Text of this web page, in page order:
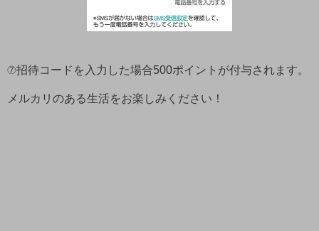
⑦招待コードを入力した場合500ポイントが付与されます。
メルカリのある生活をお楽しみください！